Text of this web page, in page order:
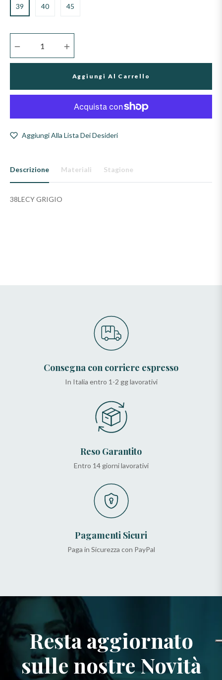
39 40 45
Aggiungi Al Carrello
Aggiungi Alla Lista Dei Desideri
Descrizione Materiali Stagione
38LECY GRIGIO
Consegna con corriere espresso
In Italia entro 1-2 gg lavorativi
Reso Garantito
Entro 14 giorni lavorativi
Pagamenti Sicuri
Paga in Sicurezza con PayPal
Resta aggiornato
sulle nostre Novità